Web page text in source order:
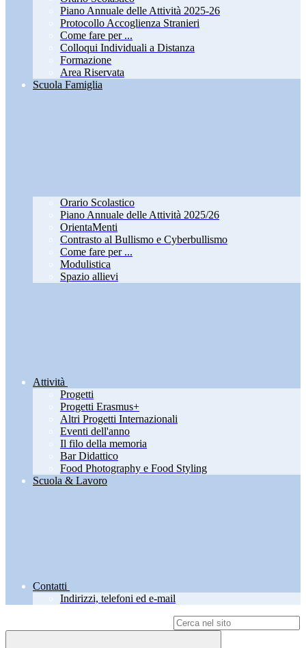
Piano Annuale delle Attività 2025-26
Protocollo Accoglienza Stranieri
Come fare per ...
Colloqui Individuali a Distanza
Formazione
Area Riservata
Scuola Famiglia
Orario Scolastico
Piano Annuale delle Attività 2025/26
OrientaMenti
Contrasto al Bullismo e Cyberbullismo
Come fare per ...
Modulistica
Spazio allievi
Attività
Progetti
Progetti Erasmus+
Altri Progetti Internazionali
Eventi dell'anno
Il filo della memoria
Bar Didattico
Food Photography e Food Styling
Scuola & Lavoro
Contatti
Indirizzi, telefoni ed e-mail